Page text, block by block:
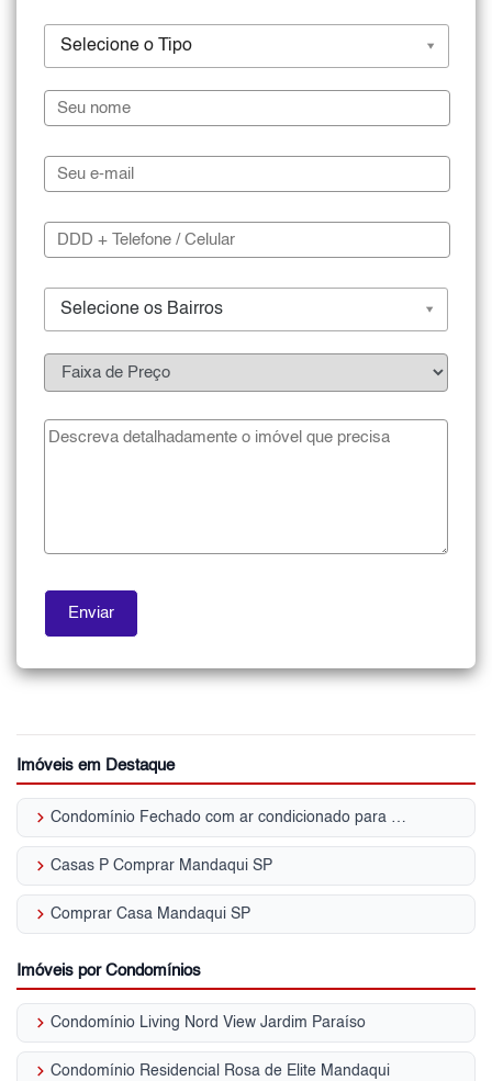
Selecione o Tipo
Selecione os Bairros
Imóveis em Destaque
keyboard_arrow_right Condomínio Fechado com ar condicionado para Venda | Mandaqui
keyboard_arrow_right Casas P Comprar Mandaqui SP
keyboard_arrow_right Comprar Casa Mandaqui SP
Imóveis por Condomínios
keyboard_arrow_right Condomínio Living Nord View Jardim Paraíso
keyboard_arrow_right Condomínio Residencial Rosa de Elite Mandaqui